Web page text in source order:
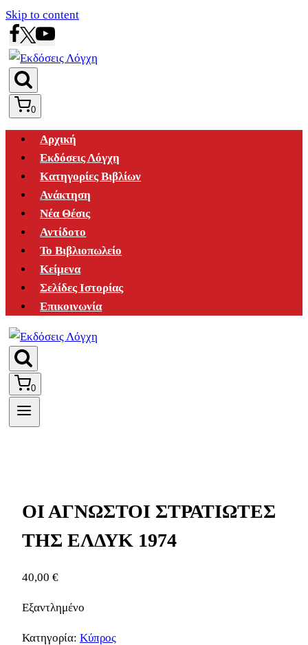
Skip to content
0
Αρχική
Εκδόσεις Λόγχη
Κατηγορίες Βιβλίων
Ανάκτηση
Νέα Θέσις
Αντίδοτο
Το Βιβλιοπωλείο
Κείμενα
Σελίδες Ιστορίας
Επικοινωνία
0
ΟΙ ΑΓΝΩΣΤΟΙ ΣΤΡΑΤΙΩΤΕΣ
ΤΗΣ ΕΛΔΥΚ 1974
40,00 €
Εξαντλημένο
Κατηγορία: Κύπρος